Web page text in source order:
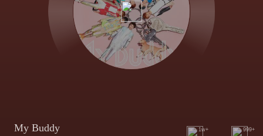
My Buddy 1w+ 999+